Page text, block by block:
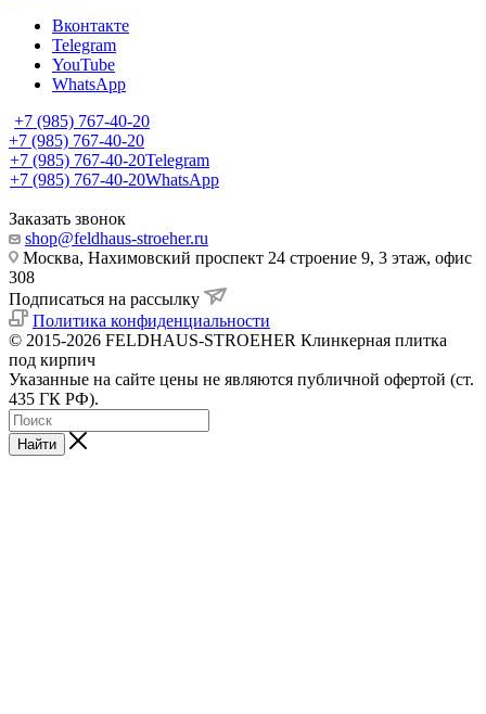
Вконтакте
Telegram
YouTube
WhatsApp
+7 (985) 767-40-20
+7 (985) 767-40-20
+7 (985) 767-40-20Telegram
+7 (985) 767-40-20WhatsApp
Заказать звонок
shop@feldhaus-stroeher.ru
Москва, Нахимовский проспект 24 строение 9, 3 этаж, офис
308
Подписаться на рассылку
Политика конфиденциальности
© 2015-2026 FELDHAUS-STROEHER Клинкерная плитка
под кирпич
Указанные на сайте цены не являются публичной офертой (ст.
435 ГК РФ).
Найти